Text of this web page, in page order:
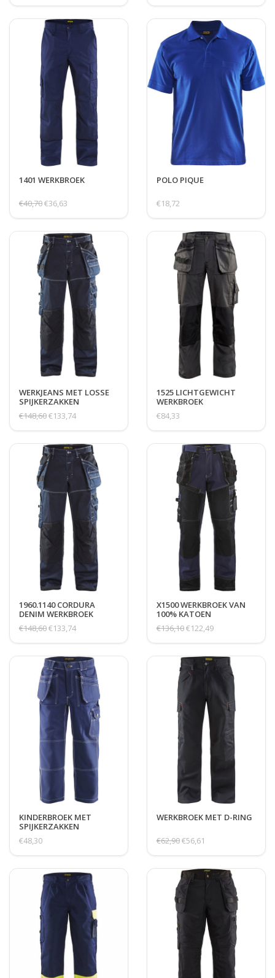
1401 WERKBROEK
€40,70€36,63
POLO PIQUE
€18,72
WERKJEANS MET LOSSE
SPIJKERZAKKEN
€148,60€133,74
1525 LICHTGEWICHT
WERKBROEK
€84,33
1960.1140 CORDURA
DENIM WERKBROEK
€148,60€133,74
X1500 WERKBROEK VAN
100% KATOEN
€136,10€122,49
KINDERBROEK MET
SPIJKERZAKKEN
€48,30
WERKBROEK MET D-RING
€62,90€56,61